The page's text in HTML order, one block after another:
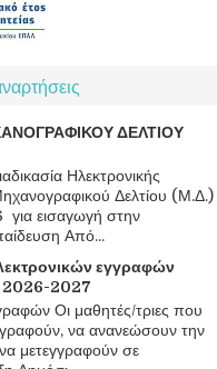
ΔΕΛΤΙΟΥ
Ηλεκτρονικής
Δελτίου (Μ.Δ.)
εισαγωγή στην
Από...
εγγραφών
2026-2027
Οι μαθητές/τριες που
να ανανεώσουν την
μετεγγραφούν σε